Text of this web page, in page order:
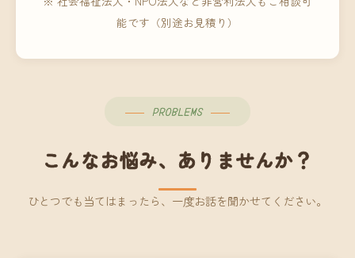
能です（別途お見積り）
PROBLEMS
こんなお悩み、ありませんか？
ひとつでも当てはまったら、一度お話を聞かせてください。